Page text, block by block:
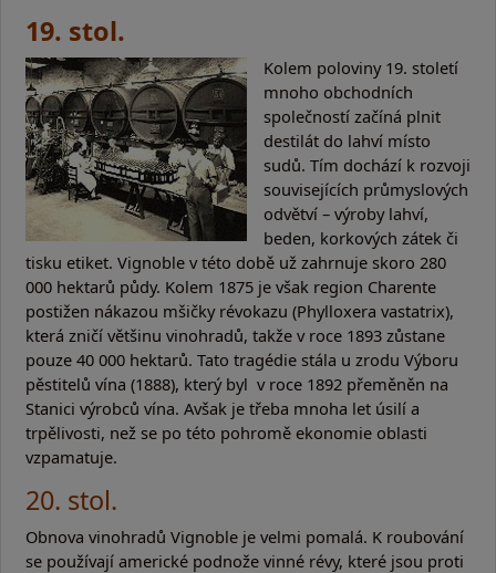
19. stol.
Kolem poloviny 19. století
mnoho obchodních
společností začíná plnit
destilát do lahví místo
sudů. Tím dochází k rozvoji
souvisejících průmyslových
odvětví – výroby lahví,
beden, korkových zátek či
tisku etiket. Vignoble v této době už zahrnuje skoro 280
000 hektarů půdy. Kolem 1875 je však region Charente
postižen nákazou mšičky révokazu (Phylloxera vastatrix),
která zničí většinu vinohradů, takže v roce 1893 zůstane
pouze 40 000 hektarů. Tato tragédie stála u zrodu Výboru
pěstitelů vína (1888), který byl v roce 1892 přeměněn na
Stanici výrobců vína. Avšak je třeba mnoha let úsilí a
trpělivosti, než se po této pohromě ekonomie oblasti
vzpamatuje.
20. stol.
Obnova vinohradů Vignoble je velmi pomalá. K roubování
se používají americké podnože vinné révy, které jsou proti